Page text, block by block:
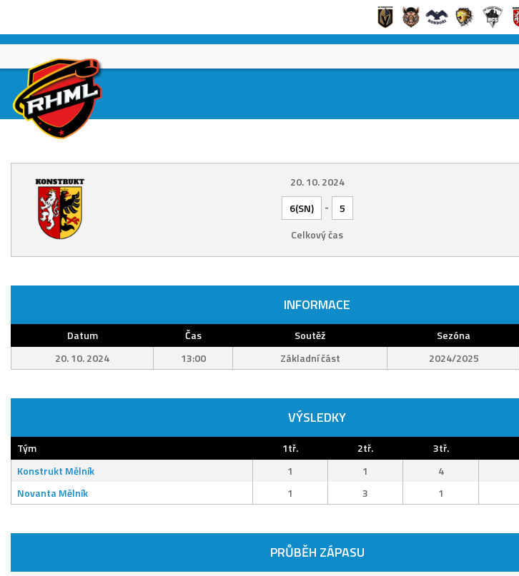
Skip
content
20. 10. 2024
6(SN)
-
5
Celkový čas
INFORMACE
Datum Čas Soutěž Sezóna
20. 10. 2024
13:00 Základní část 2024/2025
VÝSLEDKY
Tým 1tř. 2tř. 3tř.
Konstrukt Mělník
1 1 4
Novanta Mělník
1 3 1
PRŮBĚH ZÁPASU